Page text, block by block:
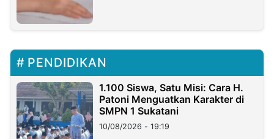
PENDIDIKAN
1.100 Siswa, Satu Misi: Cara H.
Patoni Menguatkan Karakter di
SMPN 1 Sukatani
10/08/2026 - 19:19